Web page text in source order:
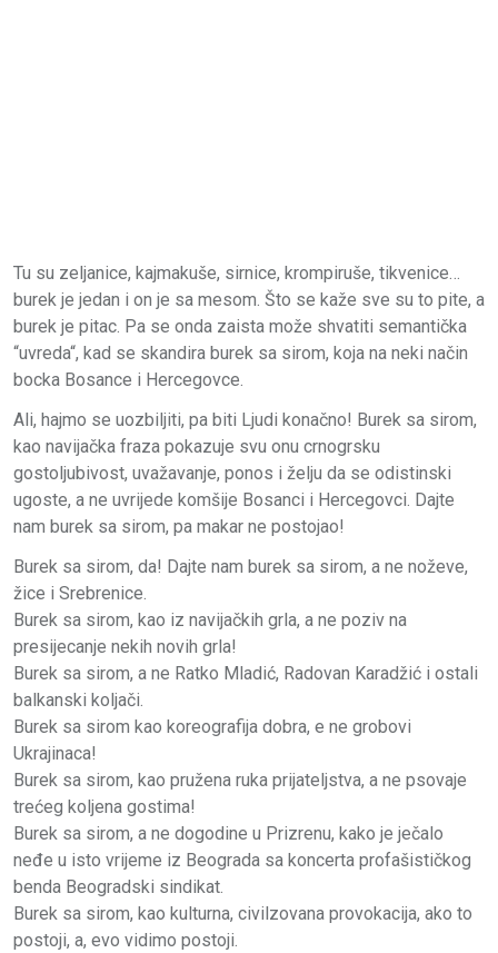
Tu su zeljanice, kajmakuše, sirnice, krompiruše, tikvenice…
burek je jedan i on je sa mesom. Što se kaže sve su to pite, a
burek je pitac. Pa se onda zaista može shvatiti semantička
“uvreda“, kad se skandira burek sa sirom, koja na neki način
bocka Bosance i Hercegovce.
Ali, hajmo se uozbiljiti, pa biti Ljudi konačno! Burek sa sirom,
kao navijačka fraza pokazuje svu onu crnogrsku
gostoljubivost, uvažavanje, ponos i želju da se odistinski
ugoste, a ne uvrijede komšije Bosanci i Hercegovci. Dajte
nam burek sa sirom, pa makar ne postojao!
Burek sa sirom, da! Dajte nam burek sa sirom, a ne noževe,
žice i Srebrenice.
Burek sa sirom, kao iz navijačkih grla, a ne poziv na
presijecanje nekih novih grla!
Burek sa sirom, a ne Ratko Mladić, Radovan Karadžić i ostali
balkanski koljači.
Burek sa sirom kao koreografija dobra, e ne grobovi
Ukrajinaca!
Burek sa sirom, kao pružena ruka prijateljstva, a ne psovaje
trećeg koljena gostima!
Burek sa sirom, a ne dogodine u Prizrenu, kako je ječalo
neđe u isto vrijeme iz Beograda sa koncerta profašističkog
benda Beogradski sindikat.
Burek sa sirom, kao kulturna, civilzovana provokacija, ako to
postoji, a, evo vidimo postoji.